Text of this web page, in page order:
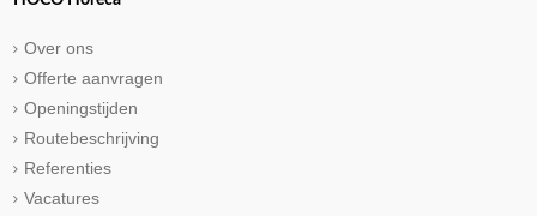
Over ons
Offerte aanvragen
Openingstijden
Routebeschrijving
Referenties
Vacatures